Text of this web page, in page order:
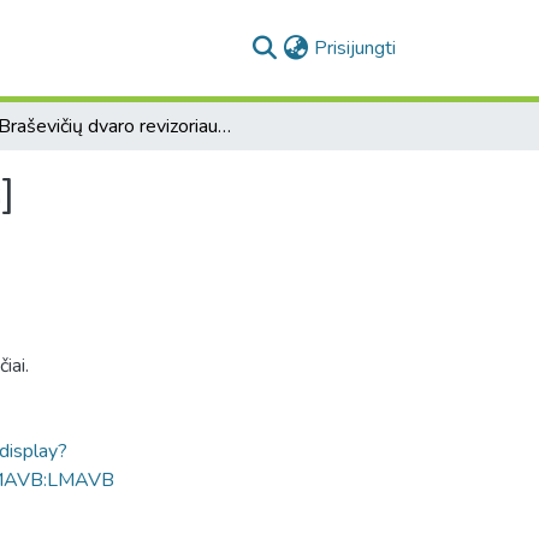
Prisijungti
[Braševičių dvaro revizoriaus (?) užrašų fragmentas]